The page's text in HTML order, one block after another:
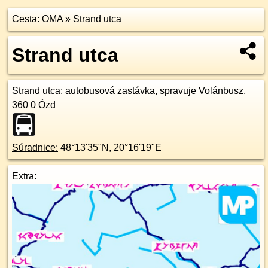
Cesta: OMA» Strand utca
Strand utca
Strand utca: autobusová zastávka, spravuje Volánbusz,
360 0 Ózd
Súradnice: 48°13'35"N , 20°16'19"E
Extra: